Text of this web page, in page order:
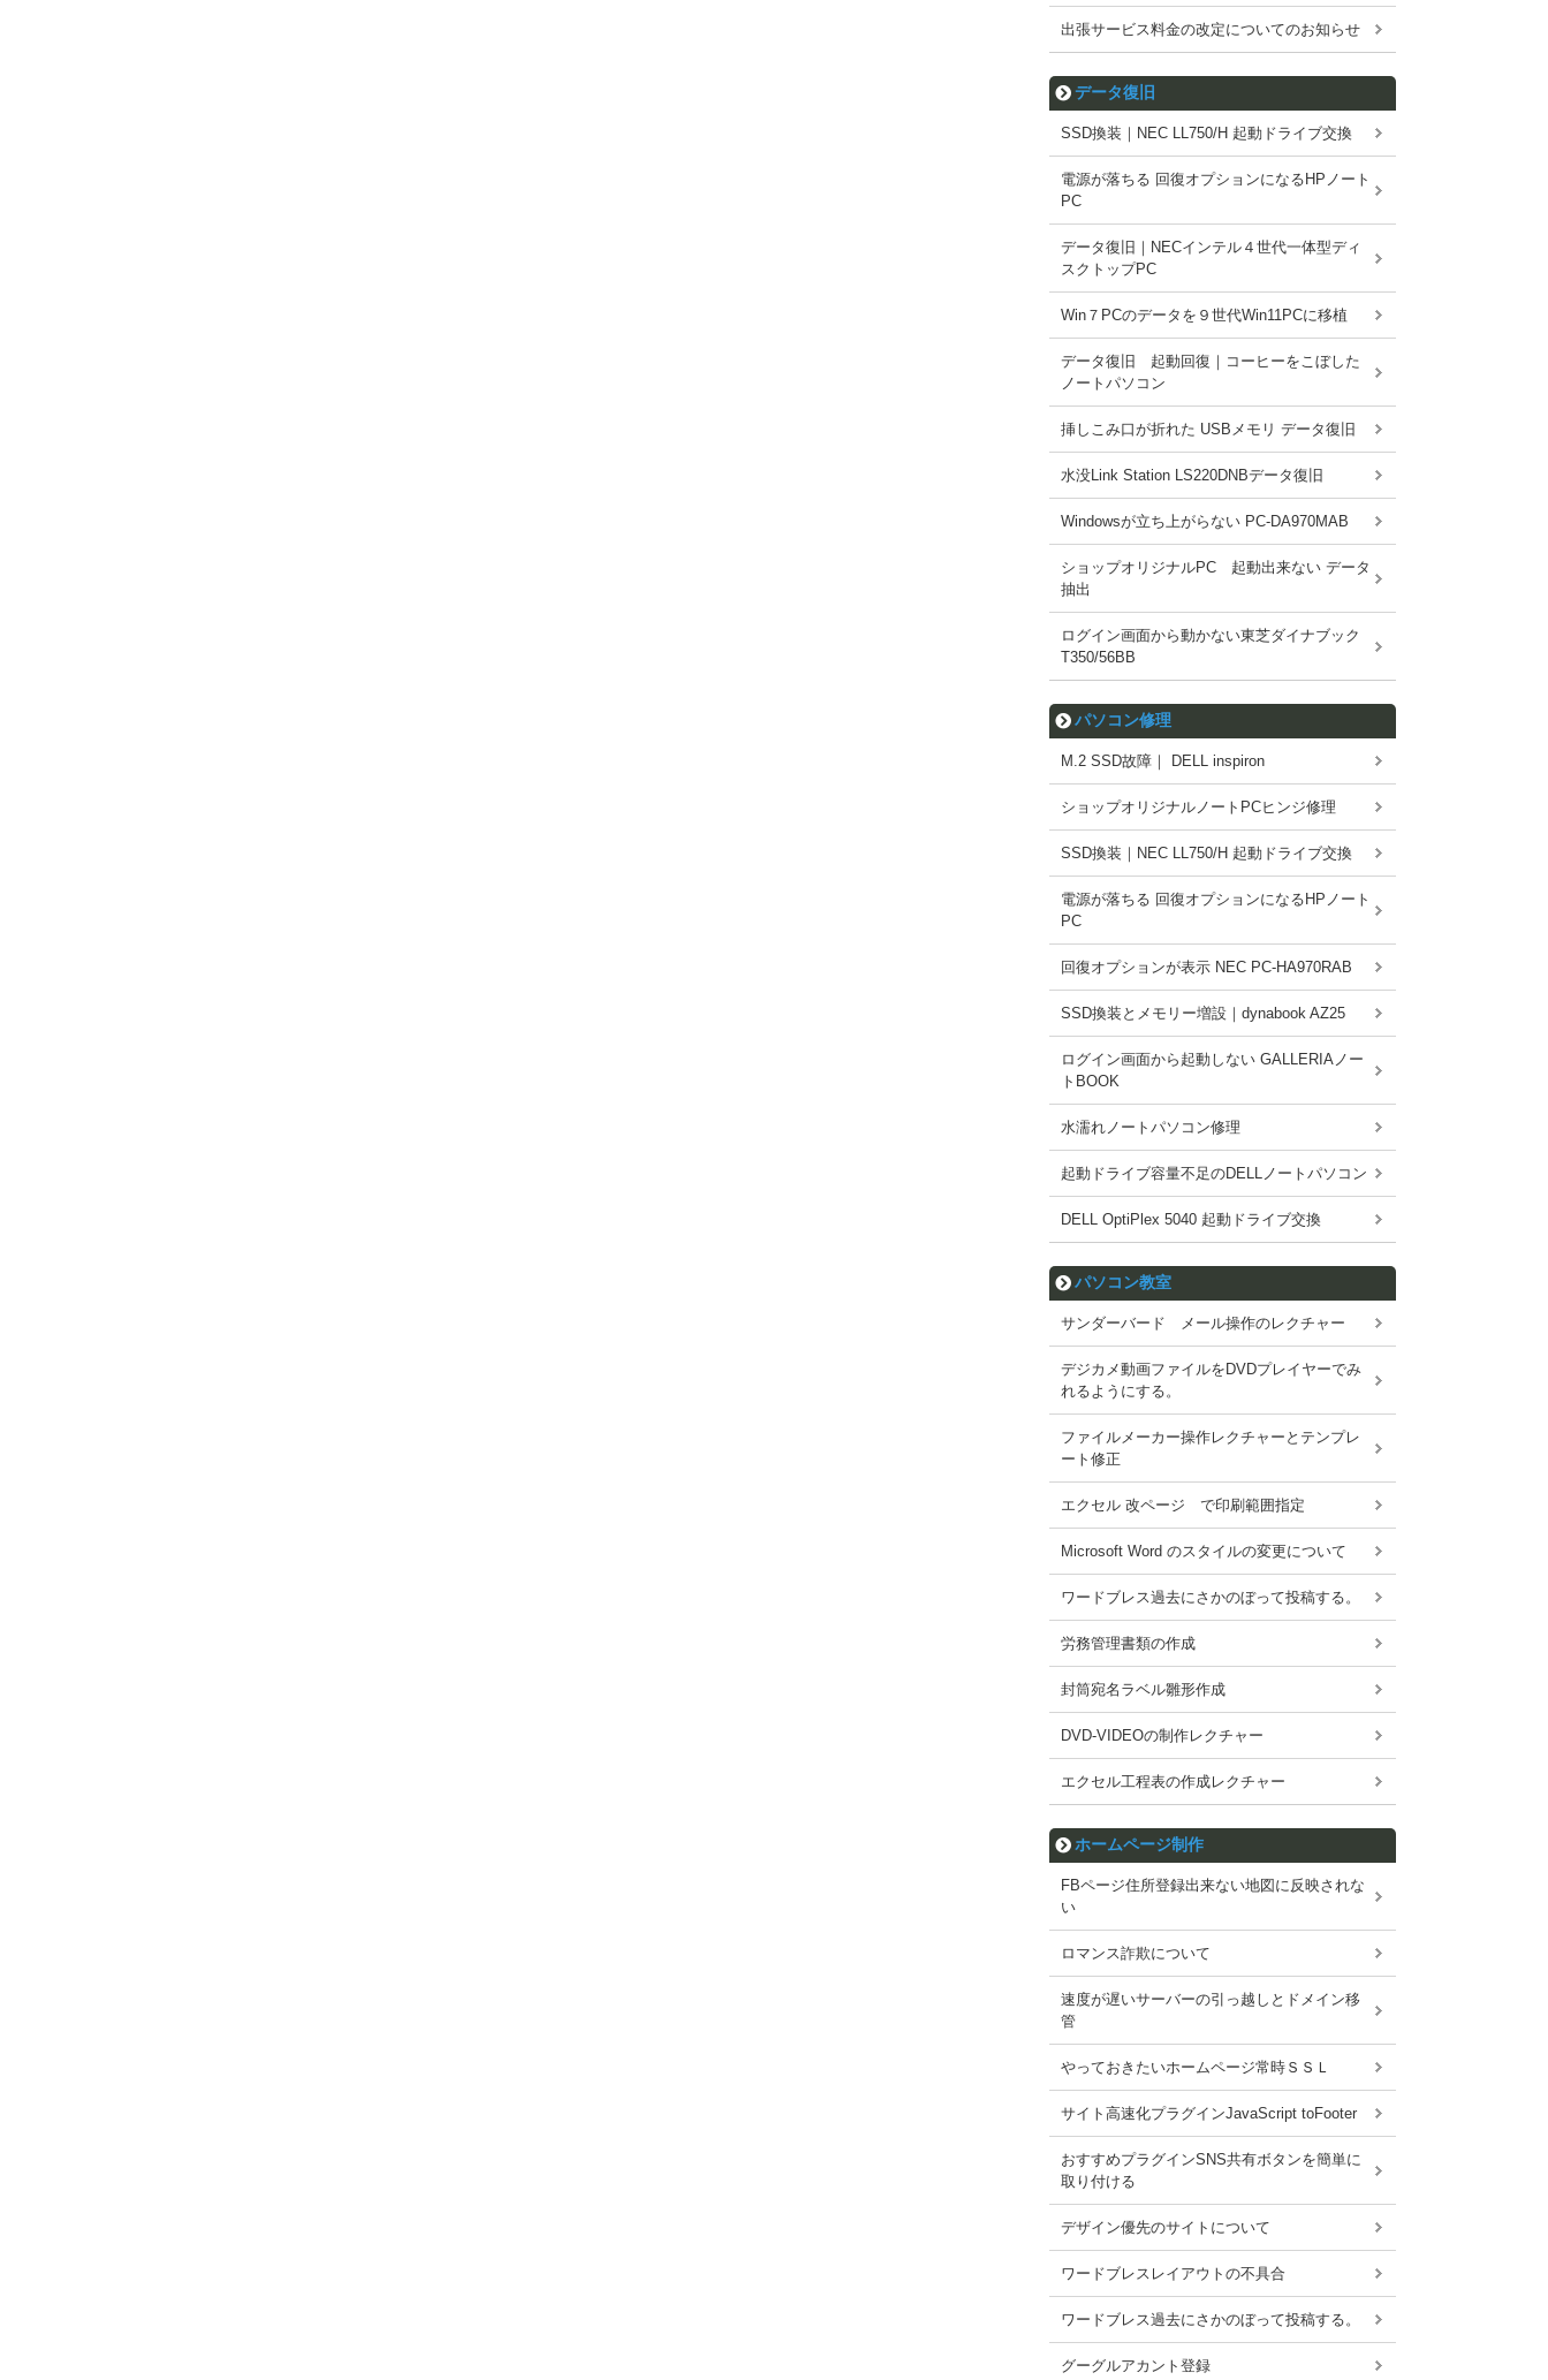
出張サービス料金の改定についてのお知らせ
データ復旧
SSD換装｜NEC LL750/H 起動ドライブ交換
電源が落ちる 回復オプションになるHPノート
PC
データ復旧｜NECインテル４世代一体型ディ
スクトップPC
Win７PCのデータを９世代Win11PCに移植
データ復旧 起動回復｜コーヒーをこぼした
ノートパソコン
挿しこみ口が折れた USBメモリ データ復旧
水没Link Station LS220DNBデータ復旧
Windowsが立ち上がらない PC-DA970MAB
ショップオリジナルPC 起動出来ない データ
抽出
ログイン画面から動かない東芝ダイナブック
T350/56BB
パソコン修理
M.2 SSD故障｜ DELL inspiron
ショップオリジナルノートPCヒンジ修理
SSD換装｜NEC LL750/H 起動ドライブ交換
電源が落ちる 回復オプションになるHPノート
PC
回復オプションが表示 NEC PC-HA970RAB
SSD換装とメモリー増設｜dynabook AZ25
ログイン画面から起動しない GALLERIAノー
トBOOK
水濡れノートパソコン修理
起動ドライブ容量不足のDELLノートパソコン
DELL OptiPlex 5040 起動ドライブ交換
パソコン教室
サンダーバード メール操作のレクチャー
デジカメ動画ファイルをDVDプレイヤーでみ
れるようにする。
ファイルメーカー操作レクチャーとテンプレ
ート修正
エクセル 改ページ で印刷範囲指定
Microsoft Word のスタイルの変更について
ワードブレス過去にさかのぼって投稿する。
労務管理書類の作成
封筒宛名ラベル雛形作成
DVD-VIDEOの制作レクチャー
エクセル工程表の作成レクチャー
ホームページ制作
FBページ住所登録出来ない地図に反映されな
い
ロマンス詐欺について
速度が遅いサーバーの引っ越しとドメイン移
管
やっておきたいホームページ常時ＳＳＬ
サイト高速化プラグインJavaScript toFooter
おすすめプラグインSNS共有ボタンを簡単に
取り付ける
デザイン優先のサイトについて
ワードブレスレイアウトの不具合
ワードブレス過去にさかのぼって投稿する。
グーグルアカント登録